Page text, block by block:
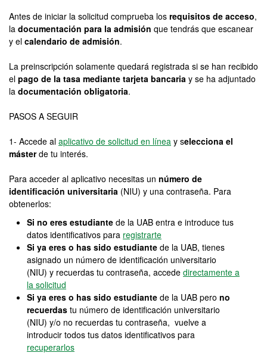
Antes de iniciar la solicitud comprueba los requisitos de acceso,
la documentación para la admisión que tendrás que escanear
y el calendario de admisión.
La preinscripción solamente quedará registrada si se han recibido
el pago de la tasa mediante tarjeta bancaria y se ha adjuntado
la documentación obligatoria.
PASOS A SEGUIR
1- Accede al aplicativo de solicitud en línea y selecciona el
másterde tu interés.
Para acceder al aplicativo necesitas un número de
identificación universitaria (NIU) y una contraseña. Para
obtenerlos:
Si no eres estudiante de la UAB entra e introduce tus
datos identificativos para registrarte
Si ya eres o has sido estudiante de la UAB, tienes
asignado un número de identificación universitario
(NIU) y recuerdas tu contraseña, accede directamente a
la solicitud
Si ya eres o has sido estudiante de la UAB pero no
recuerdas tu número de identificación universitario
(NIU) y/o no recuerdas tu contraseña, vuelve a
introducir todos tus datos identificativos para
recuperarlos